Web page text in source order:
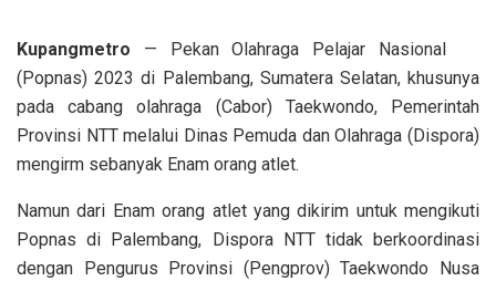
Kupangmetro — Pekan Olahraga Pelajar Nasional
(Popnas) 2023 di Palembang, Sumatera Selatan, khusunya
pada cabang olahraga (Cabor) Taekwondo, Pemerintah
Provinsi NTT melalui Dinas Pemuda dan Olahraga (Dispora)
mengirm sebanyak Enam orang atlet.
Namun dari Enam orang atlet yang dikirim untuk mengikuti
Popnas di Palembang, Dispora NTT tidak berkoordinasi
dengan Pengurus Provinsi (Pengprov) Taekwondo Nusa